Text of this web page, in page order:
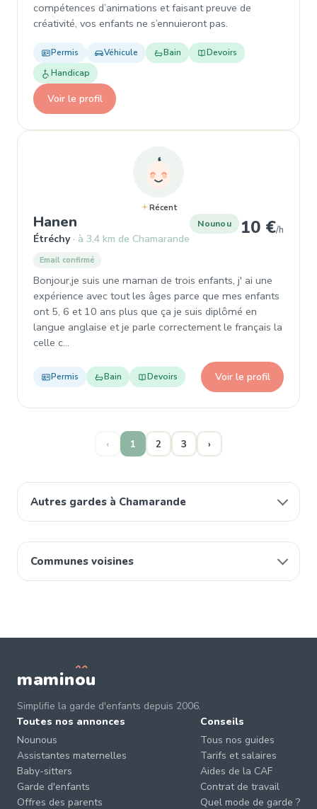
Autres gardes à Chamarande
Communes voisines
compétences d’animations et faisant preuve de
créativité, vos enfants ne s’ennuieront pas.
Permis Véhicule Bain
Devoirs
Handicap
Voir le profil
Récent
Hanen , Garde d'enfant à Étréchy
Étréchy à 3,4 km de Chamarande
Nounou 10 €/h
Email confirmé
Bonjour,je suis une maman de trois enfants, j' ai une
expérience avec tout les âges parce que mes enfants
ont 5, 6 et 10 ans plus que ça je suis diplômé en
langue anglaise et je parle correctement le français la
celle c…
Permis Bain Devoirs Voir le profil
‹ 1 2 3 ›
maminou
Simplifie la garde d'enfants depuis 2006.
Toutes nos annonces
Nounous
Assistantes maternelles
Baby-sitters
Garde d'enfants
Offres des parents
Conseils
Tous nos guides
Tarifs et salaires
Aides de la CAF
Contrat de travail
Quel mode de garde ?